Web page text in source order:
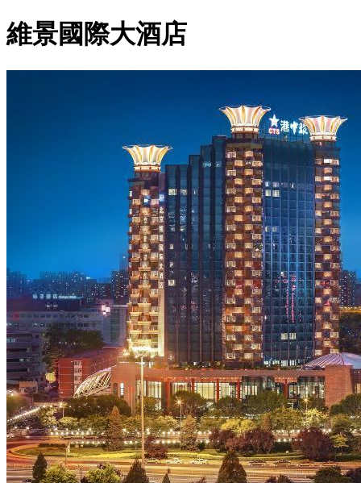
維景國際大酒店